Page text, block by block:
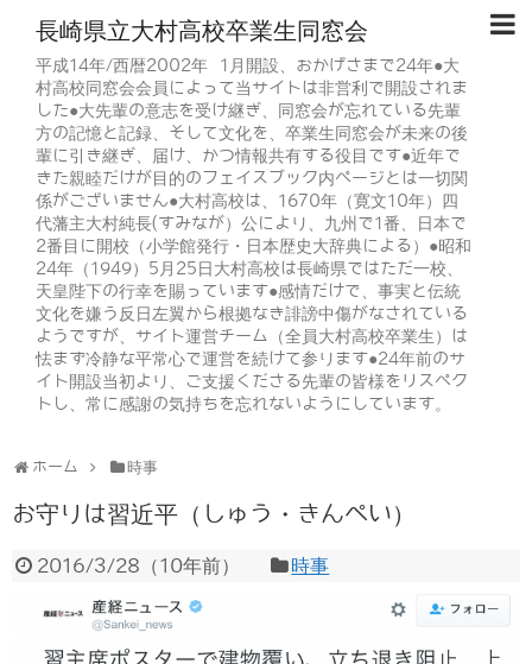
長崎県立大村高校卒業生同窓会
平成14年/西暦2002年 1月開設、おかげさまで24年●大
村高校同窓会会員によって当サイトは非営利で開設されま
した●大先輩の意志を受け継ぎ、同窓会が忘れている先輩
方の記憶と記録、そして文化を、卒業生同窓会が未来の後
輩に引き継ぎ、届け、かつ情報共有する役目です●近年で
きた親睦だけが目的のフェイスブック内ページとは一切関
係がございません●大村高校は、1670年（寛文10年）四
代藩主大村純長(すみなが）公により、九州で1番、日本で
2番目に開校（小学館発行・日本歴史大辞典による）●昭和
24年（1949）5月25日大村高校は長崎県ではただ一校、
天皇陛下の行幸を賜っています●感情だけで、事実と伝統
文化を嫌う反日左翼から根拠なき誹謗中傷がなされている
ようですが、サイト運営チーム（全員大村高校卒業生）は
怯まず冷静な平常心で運営を続けて参ります●24年前のサ
イト開設当初より、ご支援くださる先輩の皆様をリスペク
トし、常に感謝の気持ちを忘れないようにしています。
ホーム 時事
お守りは習近平（しゅう・きんぺい）
2016/3/28 （10年前） 時事